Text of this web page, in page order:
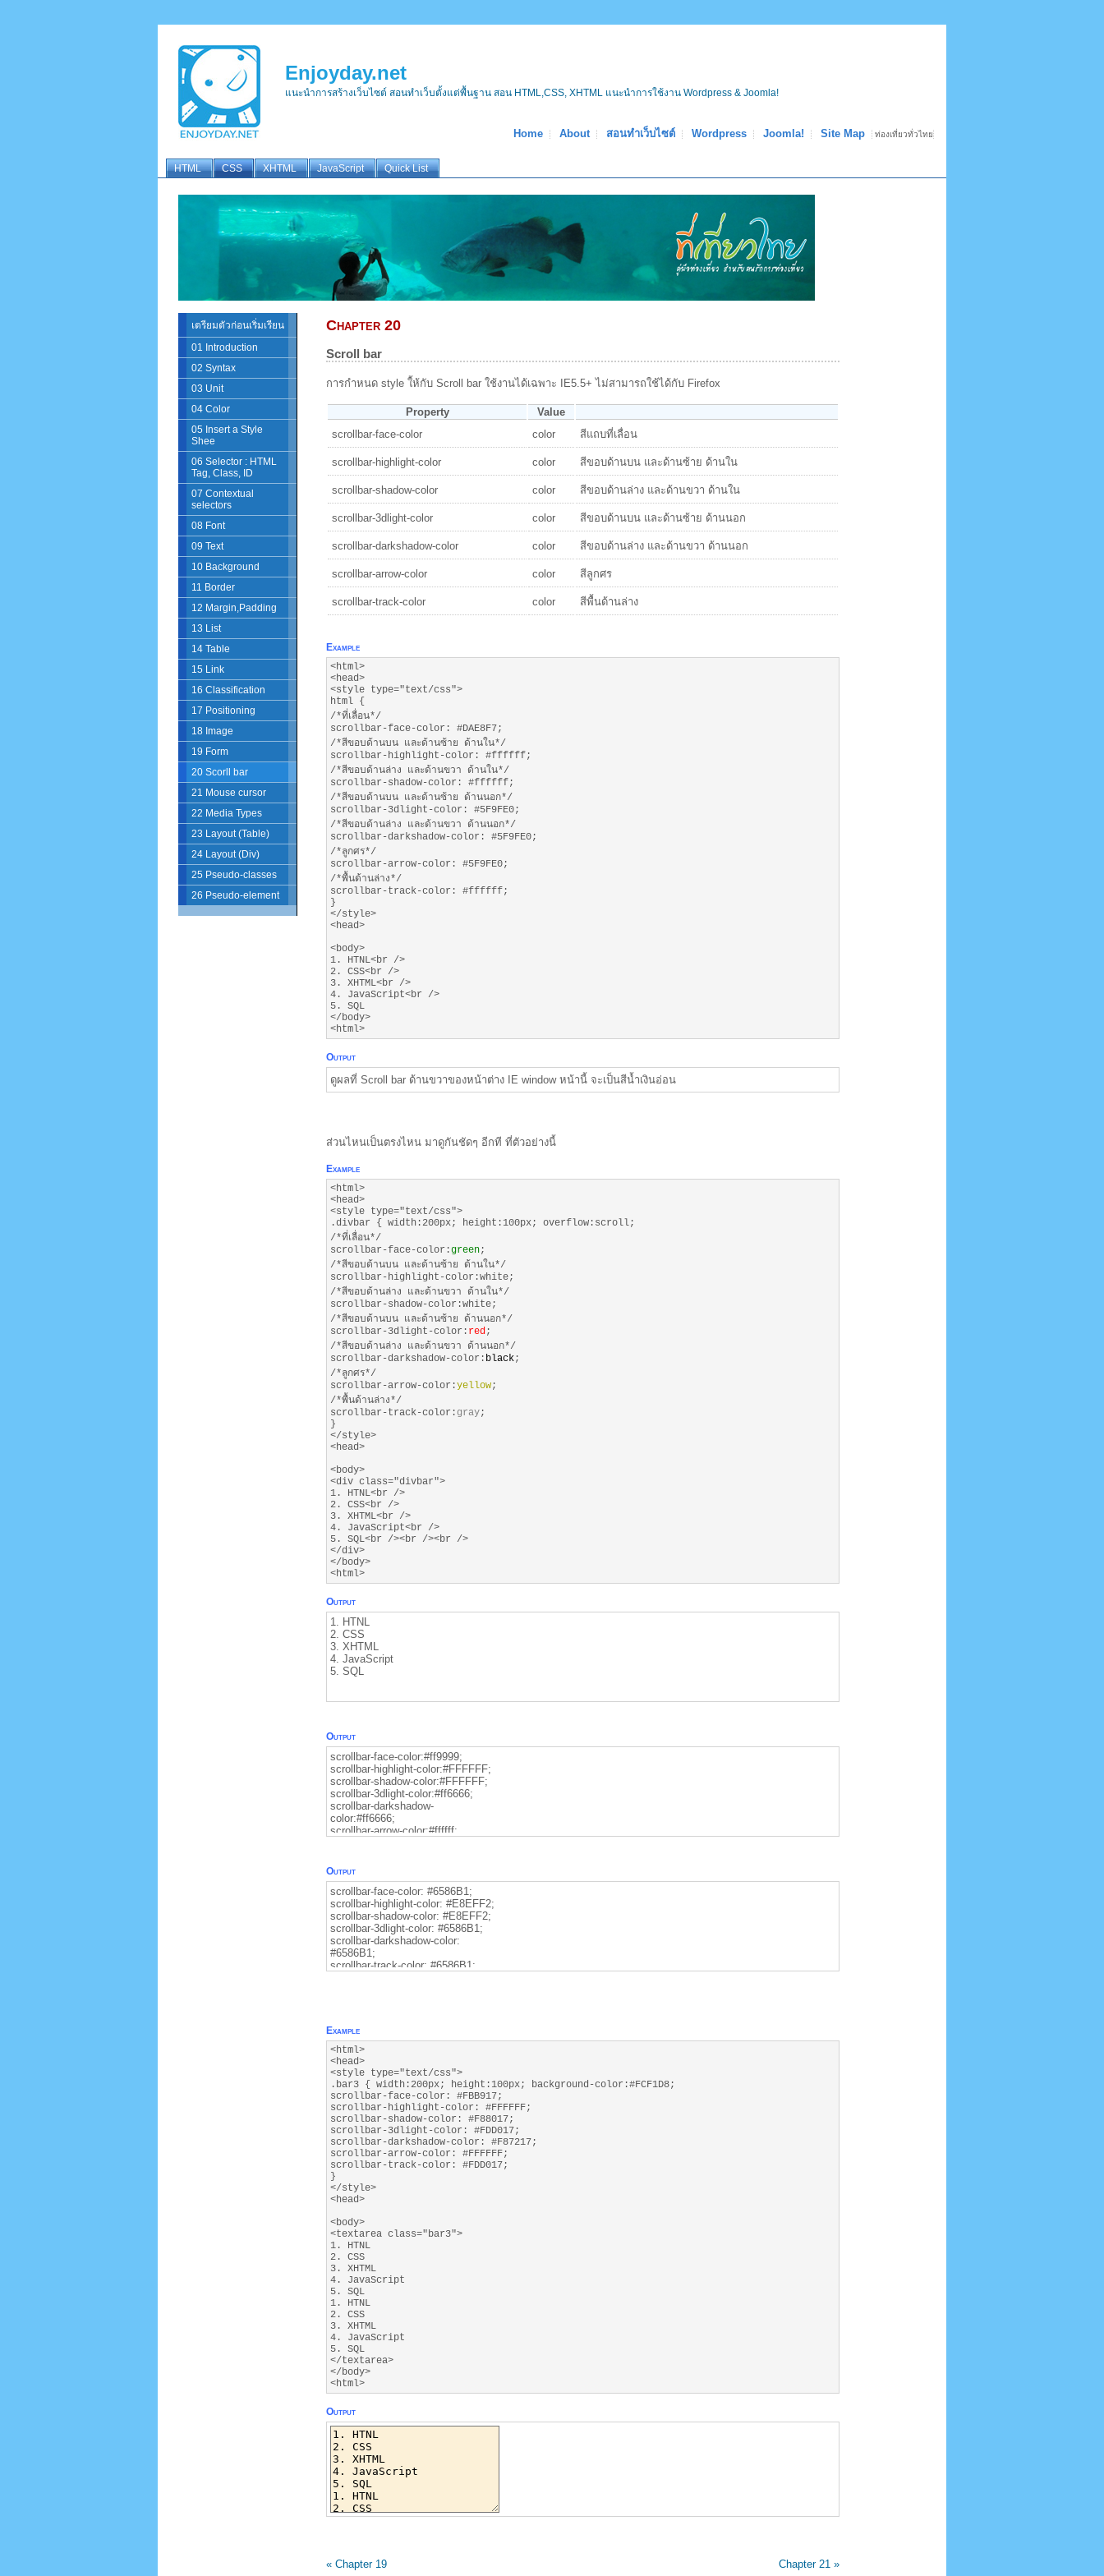
Enjoyday.net
แนะนำการสร้างเว็บไซต์ สอนทำเว็บตั้งแต่พื้นฐาน สอน HTML,CSS, XHTML แนะนำการใช้งาน Wordpress & Joomla!
Home About สอนทำเว็บไซต์ Wordpress Joomla! Site Map ท่องเที่ยวทั่วไทย
HTML CSS XHTML JavaScript Quick List
เตรียมตัวก่อนเริ่มเรียน
01 Introduction
02 Syntax
03 Unit
04 Color
05 Insert a Style
Shee
06 Selector : HTML
Tag, Class, ID
07 Contextual
selectors
08 Font
09 Text
10 Background
11 Border
12 Margin,Padding
13 List
14 Table
15 Link
16 Classification
17 Positioning
18 Image
19 Form
20 Scorll bar
21 Mouse cursor
22 Media Types
23 Layout (Table)
24 Layout (Div)
25 Pseudo-classes
26 Pseudo-element
Chapter 20
Scroll bar
การกำหนด style ใ้ห้กับ Scroll bar ใช้งานได้เฉพาะ IE5.5+ ไม่สามารถใช้ได้กับ Firefox
Property
Value
scrollbar-face-color
color สีแถบที่เลื่อน
scrollbar-highlight-color color สีขอบด้านบน และด้านซ้าย ด้านใน
scrollbar-shadow-color color สีขอบด้านล่าง และด้านขวา ด้านใน
scrollbar-3dlight-color color สีขอบด้านบน และด้านซ้าย ด้านนอก
scrollbar-darkshadow-color color สีขอบด้านล่าง และด้านขวา ด้านนอก
scrollbar-arrow-color color สีลูกศร
scrollbar-track-color color สีพื้นด้านล่าง
Example
<html>
<head>
<style type="text/css">
html {
/*ที่เลื่อน*/
scrollbar-face-color: #DAE8F7;
/*สีขอบด้านบน และด้านซ้าย ด้านใน*/
scrollbar-highlight-color: #ffffff;
/*สีขอบด้านล่าง และด้านขวา ด้านใน*/
scrollbar-shadow-color: #ffffff;
/*สีขอบด้านบน และด้านซ้าย ด้านนอก*/
scrollbar-3dlight-color: #5F9FE0;
/*สีขอบด้านล่าง และด้านขวา ด้านนอก*/
scrollbar-darkshadow-color: #5F9FE0;
/*ลูกศร*/
scrollbar-arrow-color: #5F9FE0;
/*พื้นด้านล่าง*/
scrollbar-track-color: #ffffff;
}
</style>
<head>
<body>
1. HTNL<br />
2. CSS<br />
3. XHTML<br />
4. JavaScript<br />
5. SQL
</body>
<html>
Output
ดูผลที่ Scroll bar ด้านขวาของหน้าต่าง IE window หน้านี้ จะเป็นสีน้ำเงินอ่อน
ส่วนไหนเป็นตรงไหน มาดูกันชัดๆ อีกที ที่ตัวอย่างนี้
Example
<html>
<head>
<style type="text/css">
.divbar { width:200px; height:100px; overflow:scroll;
/*ที่เลื่อน*/
scrollbar-face-color:green;
/*สีขอบด้านบน และด้านซ้าย ด้านใน*/
scrollbar-highlight-color:white;
/*สีขอบด้านล่าง และด้านขวา ด้านใน*/
scrollbar-shadow-color:white;
/*สีขอบด้านบน และด้านซ้าย ด้านนอก*/
scrollbar-3dlight-color: red;
/*สีขอบด้านล่าง และด้านขวา ด้านนอก*/
scrollbar-darkshadow-color: black;
/*ลูกศร*/
scrollbar-arrow-color:yellow;
/*พื้นด้านล่าง*/
scrollbar-track-color: gray;
}
</style>
<head>
<body>
<div class="divbar">
1. HTNL<br />
2. CSS<br />
3. XHTML<br />
4. JavaScript<br />
5. SQL<br /><br /><br />
</div>
</body>
<html>
Output
1. HTNL
2. CSS
3. XHTML
4. JavaScript
5. SQL
Output
scrollbar-face-color:#ff9999;
scrollbar-highlight-color:#FFFFFF;
scrollbar-shadow-color:#FFFFFF;
scrollbar-3dlight-color:#ff6666;
scrollbar-darkshadow-
color:#ff6666;
scrollbar-arrow-color:#ffffff;
Output
scrollbar-face-color: #6586B1;
scrollbar-highlight-color: #E8EFF2;
scrollbar-shadow-color: #E8EFF2;
scrollbar-3dlight-color: #6586B1;
scrollbar-darkshadow-color:
#6586B1;
scrollbar-track-color: #6586B1;
Example
<html>
<head>
<style type="text/css">
.bar3 { width:200px; height:100px; background-color:#FCF1D8;
scrollbar-face-color: #FBB917;
scrollbar-highlight-color: #FFFFFF;
scrollbar-shadow-color: #F88017;
scrollbar-3dlight-color: #FDD017;
scrollbar-darkshadow-color: #F87217;
scrollbar-arrow-color: #FFFFFF;
scrollbar-track-color: #FDD017;
}
</style>
<head>
<body>
<textarea class="bar3">
1. HTNL
2. CSS
3. XHTML
4. JavaScript
5. SQL
1. HTNL
2. CSS
3. XHTML
4. JavaScript
5. SQL
</textarea>
</body>
<html>
Output
« Chapter 19 Chapter 21 »